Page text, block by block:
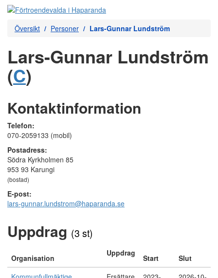
Översikt Personer Lars-Gunnar Lundström
Lars-Gunnar Lundström
(C)
Kontaktinformation
Telefon:
070-2059133 (mobil)
Postadress:
Södra Kyrkholmen 85
953 93 Karungi
(bostad)
E-post:
lars-gunnar.lundstrom@haparanda.se
Uppdrag (3 st)
Organisation
Uppdrag
Start
Slut